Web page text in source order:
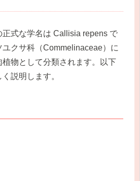
正式な学名は Callisia repens で
クサ科（Commelinaceae）に
植物として分類されます。以下
説明します。